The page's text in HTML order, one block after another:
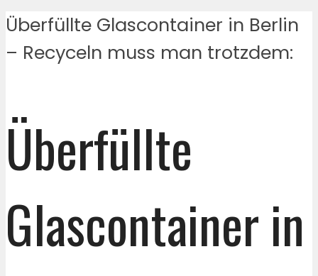
Überfüllte Glascontainer in Berlin
– Recyceln muss man trotzdem:
Überfüllte
Glascontainer in